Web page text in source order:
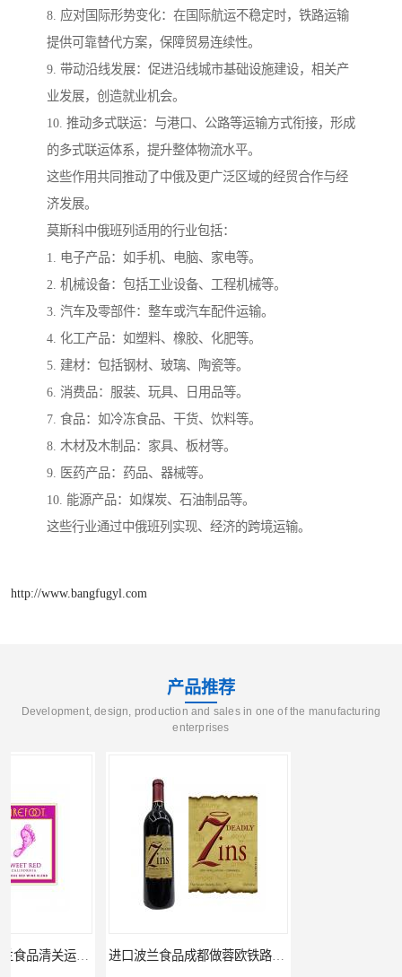
8. 应对国际形势变化：在国际航运不稳定时，铁路运输
提供可靠替代方案，保障贸易连续性。
9. 带动沿线发展：促进沿线城市基础设施建设，相关产
业发展，创造就业机会。
10. 推动多式联运：与港口、公路等运输方式衔接，形成
的多式联运体系，提升整体物流水平。
这些作用共同推动了中俄及更广泛区域的经贸合作与经
济发展。
莫斯科中俄班列适用的行业包括：
1. 电子产品：如手机、电脑、家电等。
2. 机械设备：包括工业设备、工程机械等。
3. 汽车及零部件：整车或汽车配件运输。
4. 化工产品：如塑料、橡胶、化肥等。
5. 建材：包括钢材、玻璃、陶瓷等。
6. 消费品：服装、玩具、日用品等。
7. 食品：如冷冻食品、干货、饮料等。
8. 木材及木制品：家具、板材等。
9. 医药产品：药品、器械等。
10. 能源产品：如煤炭、石油制品等。
这些行业通过中俄班列实现、经济的跨境运输。
http://www.bangfugyl.com
产品推荐
Development, design, production and sales in one of the manufacturing
enterprises
进口波兰食品成都做蓉欧铁路代理的公司